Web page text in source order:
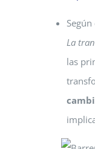
La
las